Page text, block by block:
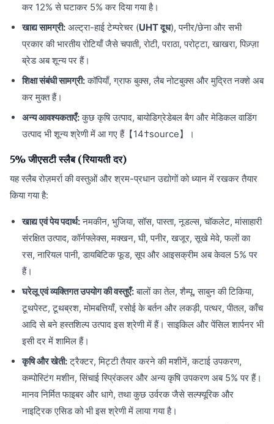
कर 12% से घटाकर 5% कर दिया गया है।
खाद्य सामग्री: अल्ट्रा-हाई टेम्परेचर (UHT दूध), पनीर/छेना और सभी
प्रकार की भारतीय रोटियाँ जैसे चपाती, रोटी, पराठा, परोट्टा, खाखरा, पिज़्ज़ा
ब्रेड अब शून्य पर हैं।
शिक्षा संबंधी सामग्री:कॉपियाँ, ग्राफ बुक्स, लैब नोटबुक्स और मुद्रित नक्शे अब
कर मुक्त हैं।
अन्य आवश्यकताएँ:कुछ कृषि उत्पाद, बायोडिग्रेडेबल बैग और मेडिकल वाडिंग
उत्पाद भी शून्य श्रेणी में आ गए हैं【14†source】।
5% जीएसटी स्लैब (रियायती दर)
यह स्लैब रोज़मर्रा की वस्तुओं और श्रम-प्रधान उद्योगों को ध्यान में रखकर तैयार
किया गया है:
खाद्य एवं पेय पदार्थ:नमकीन, भुजिया, सॉस, पास्ता, नूडल्स, चॉकलेट, मांसाहारी
संरक्षित उत्पाद, कॉर्नफ्लेक्स, मक्खन, घी, पनीर, खजूर, सूखे मेवे, फलों का
रस, नारियल पानी, डायबिटिक फूड, सूप और आइसक्रीम अब केवल 5% पर
हैं।
घरेलू एवं व्यक्तिगत उपयोग की वस्तुएँ:बालों का तेल, शैम्पू, साबुन की टिकिया,
टूथपेस्ट, टूथब्रश, मोमबत्तियाँ, रसोई के बर्तन और लकड़ी, पत्थर, पीतल, काँच
आदि से बने हस्तशिल्प उत्पाद इस श्रेणी में हैं। साइकिल और पेंसिल शार्पनर भी
इसी दर में शामिल हैं।
कृषि और खेती:ट्रैक्टर, मिट्टी तैयार करने की मशीनें, कटाई उपकरण,
कम्पोस्टिंग मशीन, सिंचाई स्प्रिंकलर और अन्य कृषि उपकरण अब 5% पर हैं।
मानव निर्मित फाइबर और धागे, तथा कुछ उर्वरक जैसे सल्फ्यूरिक और
नाइट्रिक एसिड को भी इस श्रेणी में लाया गया है।